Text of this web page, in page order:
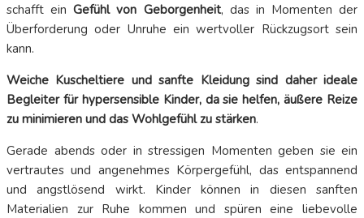
schafft einGefühl von Geborgenheit, das in Momenten der
Überforderung oder Unruhe ein wertvoller Rückzugsort sein
kann.
Weiche Kuscheltiere und sanfte Kleidung sind daher ideale
Begleiter für hypersensible Kinder, da sie helfen, äußere Reize
zu minimieren und das Wohlgefühl zu stärken.
Gerade abends oder in stressigen Momenten geben sie ein
vertrautes und angenehmes Körpergefühl, das entspannend
und angstlösend wirkt. Kinder können in diesen sanften
Materialien zur Ruhe kommen und spüren eine liebevolle